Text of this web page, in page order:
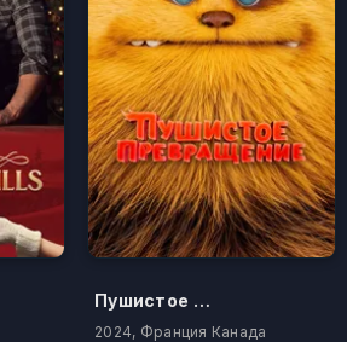
Пушистое превращение
2024, Франция Канада